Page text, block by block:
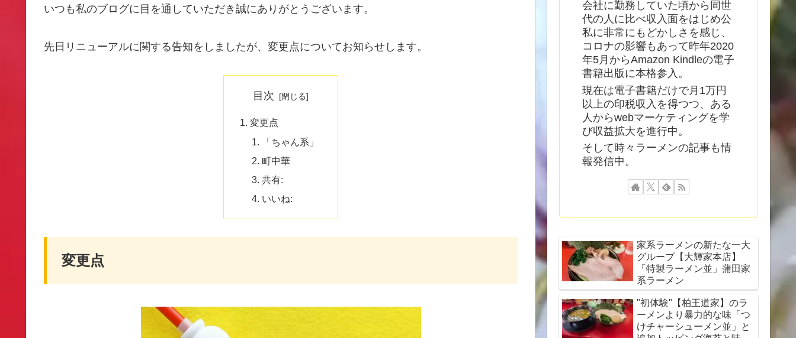
いつも私のブログに目を通していただき誠にありがとうございます。
先日リニューアルに関する告知をしましたが、変更点についてお知らせします。
目次
変更点
「ちゃん系」
町中華
共有:
いいね:
変更点
会社に勤務していた頃から同世
代の人に比べ収入面をはじめ公
私に非常にもどかしさを感じ、
コロナの影響もあって昨年2020
年5月からAmazon Kindleの電子
書籍出版に本格参入。
現在は電子書籍だけで月1万円
以上の印税収入を得つつ、ある
人からwebマーケティングを学
び収益拡大を進行中。
そして時々ラーメンの記事も情
報発信中。
家系ラーメンの新たな一大
グループ【大輝家本店】
「特製ラーメン並」蒲田家
系ラーメン
"初体験"【柏王道家】のラ
ーメンより暴力的な味「つ
けチャーシューメン並」と